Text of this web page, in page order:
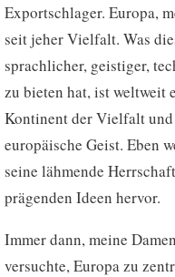
Exportschlager. Europa,
seit jeher Vielfalt. Was
sprachlicher, geistiger,
zu bieten hat, ist weltweit
Kontinent der Vielfalt
europäische Geist. Eben
seine lähmende
prägenden Ideen hervor.
Immer dann, meine
versuchte, Europa zu